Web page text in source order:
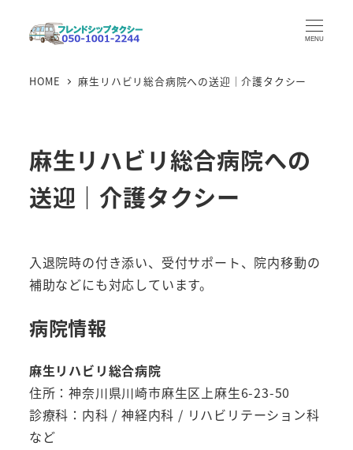
MENU
HOME 麻生リハビリ総合病院への送迎｜介護タクシー
麻生リハビリ総合病院への
送迎｜介護タクシー
入退院時の付き添い、受付サポート、院内移動の
補助などにも対応しています。
病院情報
麻生リハビリ総合病院
住所：神奈川県川崎市麻生区上麻生6-23-50
診療科：内科 / 神経内科 / リハビリテーション科
など